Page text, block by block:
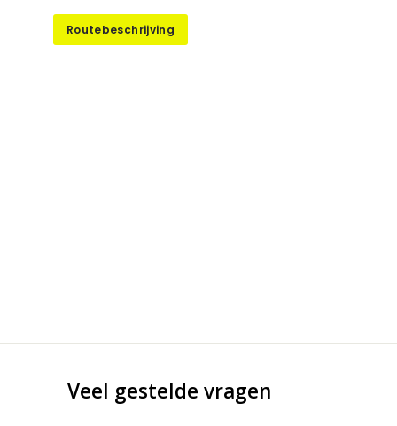
Routebeschrijving
Veel gestelde vragen